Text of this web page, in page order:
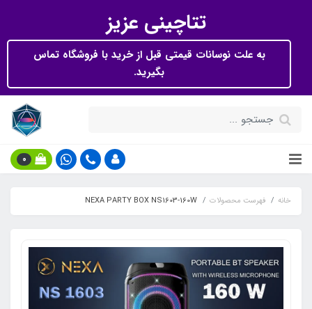
تتاچینی عزیز
به علت نوسانات قیمتی قبل از خرید با فروشگاه تماس
بگیرید.
0
خانه فهرست محصولات NEXA PARTY BOX NS1603-160W